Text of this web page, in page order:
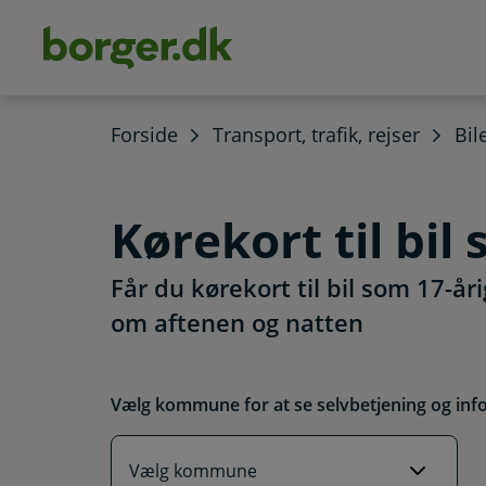
Forside Transport, trafik, rejser
Kørekort til bil
Får du kørekort til bil som 17-
om aftenen og natten
Vælg kommune for at se selvbetjening og